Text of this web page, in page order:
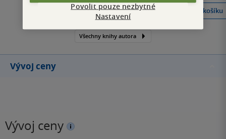
Koupit
Do košíku
Všechny knihy autora
Vývoj ceny
Vývoj ceny
Povolit pouze nezbytné
Nastavení